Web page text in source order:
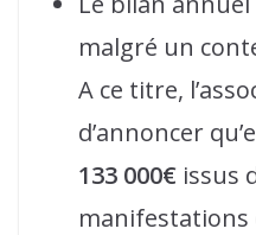
malgré un
A ce titre,
d’annoncer
133 000€ issus